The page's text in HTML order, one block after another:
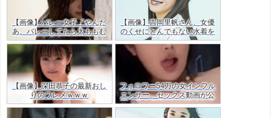
【画像】バレー女子「やんだ
あ、バレーしてたら太ももむ
ちむちやん…」ｗｗ
【画像】吉岡里帆さん、女優
のくせにとんでもない水着を
着てしまう
【画像】深田恭子の最新おし
りのワレメｗｗｗ
フォロワー54万の女インフル
エンサー、セックス動画が公
開！目の保養だけど羨ましす
ぎた・・ｗｗ